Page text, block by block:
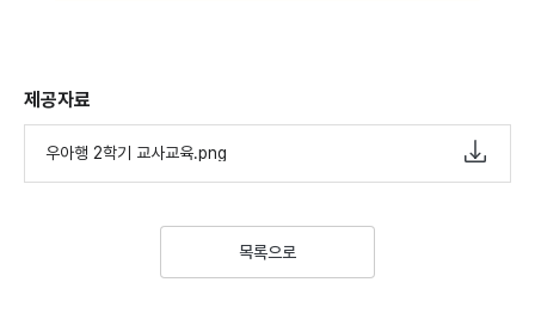
제공자료
우아행 2학기 교사교육.png
목록으로